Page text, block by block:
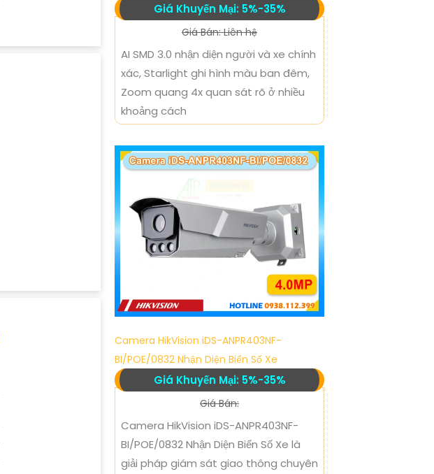
Giá Khuyến Mại: 5%-35%
Giá Bán: Liên hệ
AI SMD 3.0 nhận diện người và xe chính
xác, Starlight ghi hình màu ban đêm,
Zoom quang 4x quan sát rõ ở nhiều
khoảng cách
Camera HikVision iDS-ANPR403NF-
BI/POE/0832 Nhận Diện Biển Số Xe
Giá Khuyến Mại: 5%-35%
Giá Bán:
Camera HikVision iDS-ANPR403NF-
BI/POE/0832 Nhận Diện Biển Số Xe là
giải pháp giám sát giao thông chuyên